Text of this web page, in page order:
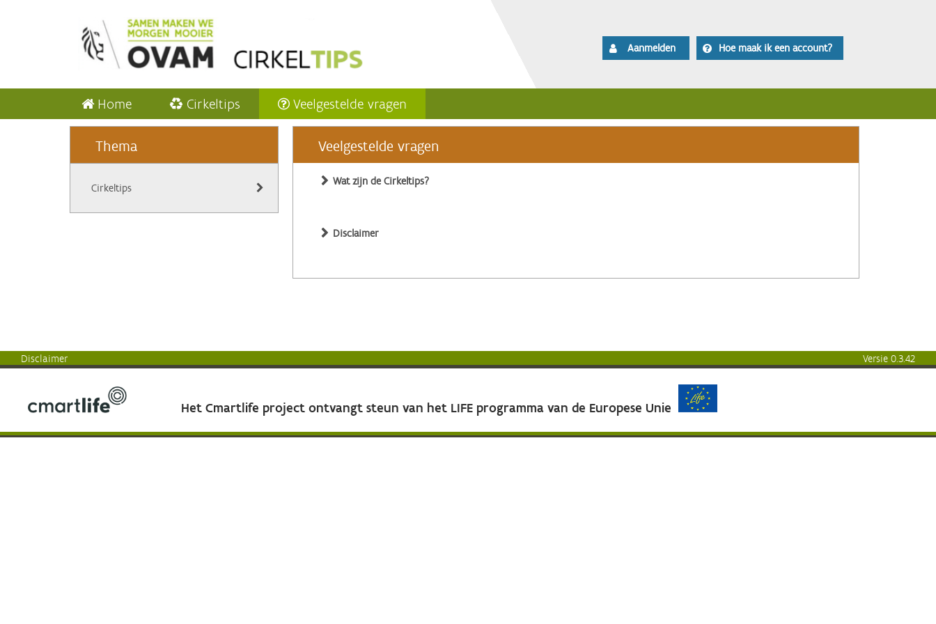
Aanmelden Hoe maak ik een account?
Home Cirkeltips Veelgestelde vragen
Thema
Cirkeltips
Veelgestelde vragen
Wat zijn de Cirkeltips?
Disclaimer
Disclaimer Versie 0.3.42
Het Cmartlife project ontvangt steun van het LIFE programma van de Europese Unie